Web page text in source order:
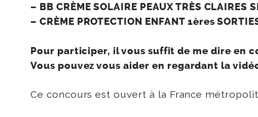
– BB CRÈME SOLAIRE PEAUX TRÈS CLAIRES
– CRÈME PROTECTION ENFANT 1ères
Pour participer, il vous suffit de me dire en
Vous pouvez vous aider en regardant la
Ce concours est ouvert à la France